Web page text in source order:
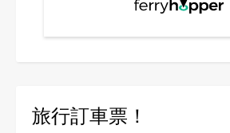
旅行訂車票！